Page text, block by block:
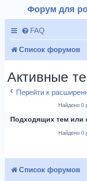
Форум для
FAQ
Список форумов
Активные
Перейти к
Найдено 0
Подходящих тем или
Найдено 0
Список форумов